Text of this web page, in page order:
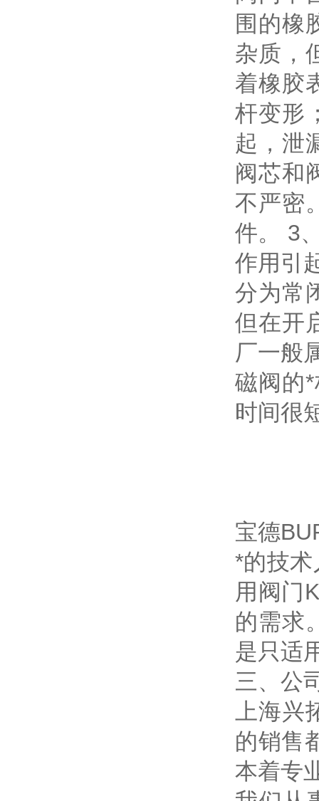
围的橡
杂质，
着橡胶
杆变形
起，泄
阀芯和
不严密
件。 3
作用引
分为常
但在开
厂一般
磁阀的
时间很
宝德
*的技
用阀门
的需求
是只适
三、公
上海
的销售
本着专